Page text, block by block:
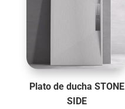
Plato de ducha STONE
SIDE